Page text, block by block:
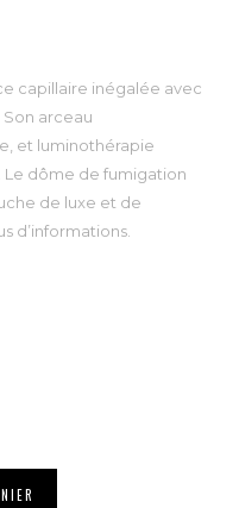
capillaire inégalée avec
arceau
et luminothérapie
Le dôme de fumigation
de luxe et de
d’informations.